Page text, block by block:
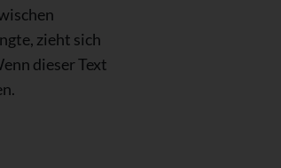
zieht sich
dieser Text